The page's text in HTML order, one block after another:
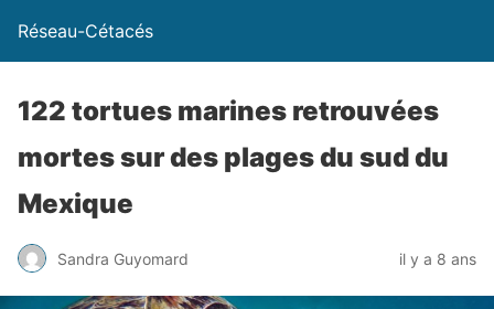
Réseau-Cétacés
122 tortues marines retrouvées
mortes sur des plages du sud du
Mexique
Sandra Guyomard il y a 8 ans